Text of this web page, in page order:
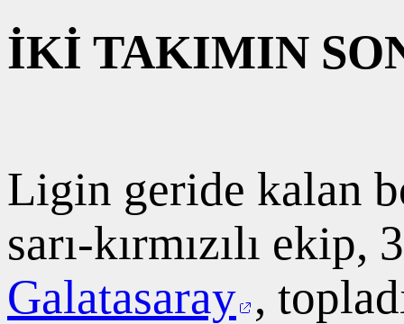
İKİ TAKIMIN
Ligin geride kalan
sarı-kırmızılı
Galatasaray ,